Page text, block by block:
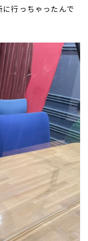
行っちゃったんで